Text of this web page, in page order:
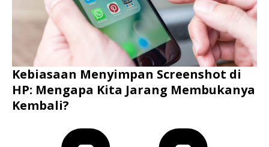
Kebiasaan Menyimpan Screenshot di
HP: Mengapa Kita Jarang Membukanya
Kembali?